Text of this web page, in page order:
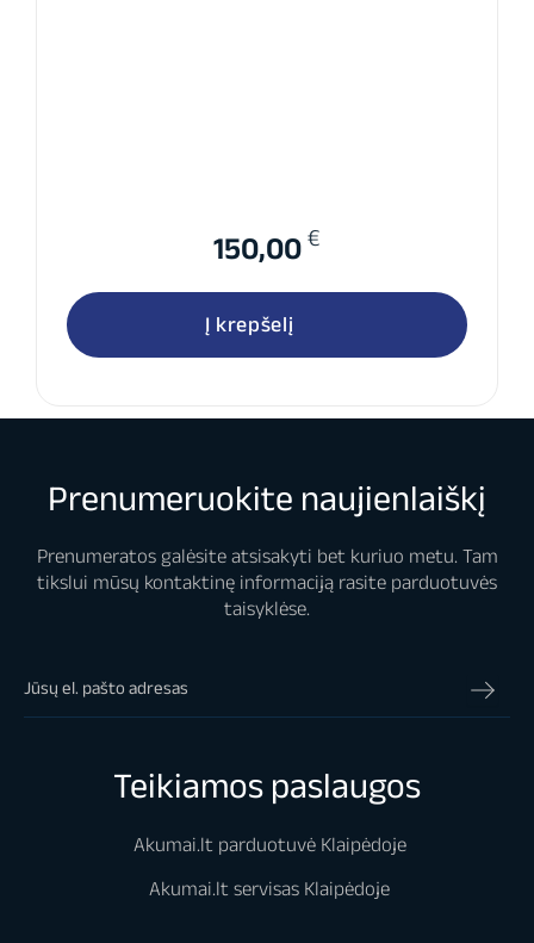
150,00 €
Į krepšelį
Prenumeruokite naujienlaiškį
Prenumeratos galėsite atsisakyti bet kuriuo metu. Tam
tikslui mūsų kontaktinę informaciją rasite parduotuvės
taisyklėse.
Teikiamos paslaugos
Akumai.lt parduotuvė Klaipėdoje
Akumai.lt servisas Klaipėdoje